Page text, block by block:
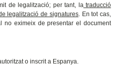
de legalització; per tant, la traducció
legalització de signatures. En tot cas,
no eximeix de presentar el document
o inscrit a Espanya.